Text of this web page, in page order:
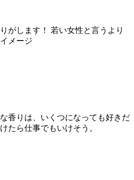
がします！ 若い女性と言うより
メージ
香りは、いくつになっても好きだ
たら仕事でもいけそう。